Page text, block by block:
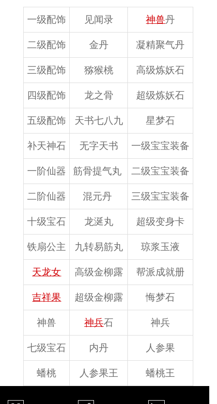
一级配饰 见闻录 神兽丹
二级配饰 金丹 凝精聚气丹
三级配饰 猕猴桃 高级炼妖石
四级配饰 龙之骨 超级炼妖石
五级配饰 天书七八九 星梦石
补天神石 无字天书 一级宝宝装备
一阶仙器 筋骨提气丸 二级宝宝装备
二阶仙器 混元丹 三级宝宝装备
十级宝石 龙涎丸 超级变身卡
铁扇公主 九转易筋丸 琼浆玉液
天龙女 高级金柳露 帮派成就册
吉祥果 超级金柳露 悔梦石
神兽 神兵石 神兵
七级宝石 内丹 人参果
蟠桃 人参果王 蟠桃王